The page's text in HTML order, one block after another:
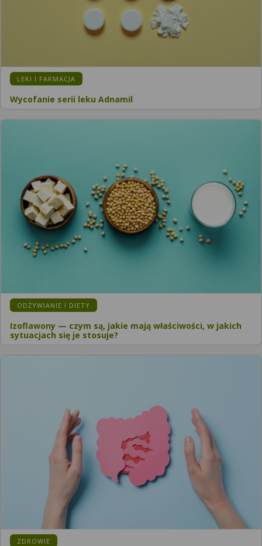
LEKI I FARMACJA
Wycofanie serii leku Adnamil
ODŻYWIANIE I DIETY
Izoflawony — czym są, jakie mają właściwości, w jakich
sytuacjach się je stosuje?
ZDROWIE